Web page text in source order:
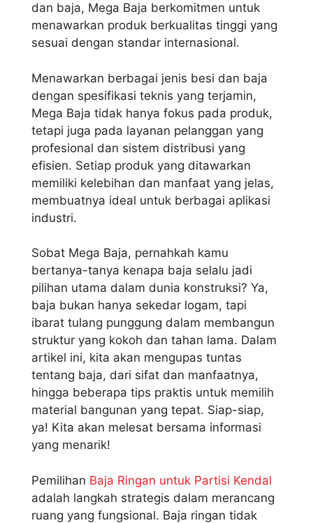
dan baja, Mega Baja berkomitmen untuk
menawarkan produk berkualitas tinggi yang
sesuai dengan standar internasional.
Menawarkan berbagai jenis besi dan baja
dengan spesifikasi teknis yang terjamin,
Mega Baja tidak hanya fokus pada produk,
tetapi juga pada layanan pelanggan yang
profesional dan sistem distribusi yang
efisien. Setiap produk yang ditawarkan
memiliki kelebihan dan manfaat yang jelas,
membuatnya ideal untuk berbagai aplikasi
industri.
Sobat Mega Baja, pernahkah kamu
bertanya-tanya kenapa baja selalu jadi
pilihan utama dalam dunia konstruksi? Ya,
baja bukan hanya sekedar logam, tapi
ibarat tulang punggung dalam membangun
struktur yang kokoh dan tahan lama. Dalam
artikel ini, kita akan mengupas tuntas
tentang baja, dari sifat dan manfaatnya,
hingga beberapa tips praktis untuk memilih
material bangunan yang tepat. Siap-siap,
ya! Kita akan melesat bersama informasi
yang menarik!
Pemilihan Baja Ringan untuk Partisi Kendal
adalah langkah strategis dalam merancang
ruang yang fungsional. Baja ringan tidak